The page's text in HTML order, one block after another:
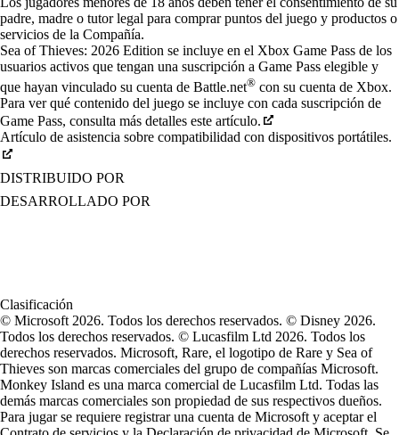
padre, madre o tutor legal para comprar puntos del juego y productos o
servicios de la Compañía.
Sea of Thieves: 2026 Edition se incluye en el Xbox Game Pass de los
usuarios activos que tengan una suscripción a Game Pass elegible y
que hayan vinculado su cuenta de Battle.net® con su cuenta de Xbox.
Para ver qué contenido del juego se incluye con cada suscripción de
Game Pass, consulta más detalles este artículo.
Artículo de asistencia sobre compatibilidad con dispositivos portátiles.
DISTRIBUIDO POR
DESARROLLADO POR
Clasificación
© Microsoft 2026. Todos los derechos reservados. © Disney 2026.
Todos los derechos reservados. © Lucasfilm Ltd 2026. Todos los
derechos reservados. Microsoft, Rare, el logotipo de Rare y Sea of
Thieves son marcas comerciales del grupo de compañías Microsoft.
Monkey Island es una marca comercial de Lucasfilm Ltd. Todas las
demás marcas comerciales son propiedad de sus respectivos dueños.
Para jugar se requiere registrar una cuenta de Microsoft y aceptar el